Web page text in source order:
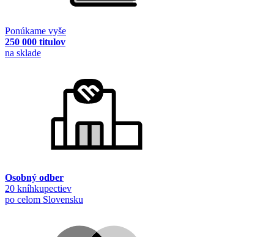
Ponúkame vyše
250 000 titulov
na sklade
Osobný odber
20 kníhkupectiev
po celom Slovensku